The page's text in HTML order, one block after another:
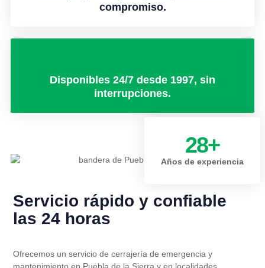
compromiso.
Disponibles 24/7 desde 1997, sin
interrupciones.
Años de experiencia
28+
Servicio rápido y confiable
las 24 horas
Ofrecemos un servicio de cerrajería de emergencia y